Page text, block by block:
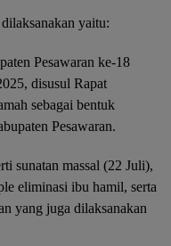
yaitu:
Pesawaran ke-18
disusul Rapat
sebagai bentuk
Pesawaran.
sunatan massal (22 Juli),
eliminasi ibu hamil, serta
yang juga dilaksanakan